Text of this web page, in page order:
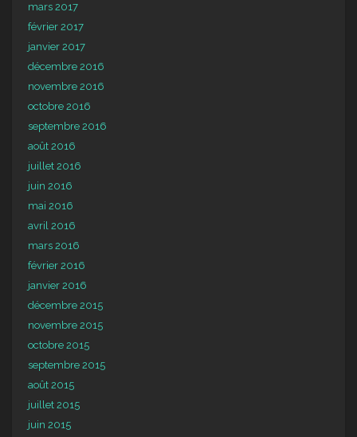
mars 2017
février 2017
janvier 2017
décembre 2016
novembre 2016
octobre 2016
septembre 2016
août 2016
juillet 2016
juin 2016
mai 2016
avril 2016
mars 2016
février 2016
janvier 2016
décembre 2015
novembre 2015
octobre 2015
septembre 2015
août 2015
juillet 2015
juin 2015